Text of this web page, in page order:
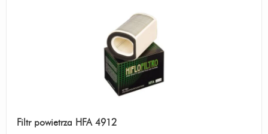
Filtr powietrza HFA 4912